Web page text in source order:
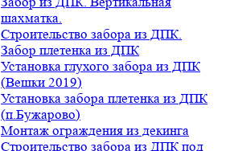
шахматка.
Строительство забора из ДПК.
Забор плетенка из ДПК
Установка глухого забора из ДПК
(Вешки 2019)
Установка забора плетенка из ДПК
(п.Бужарово)
Монтаж ограждения из декинга
Строительство забора из ДПК под